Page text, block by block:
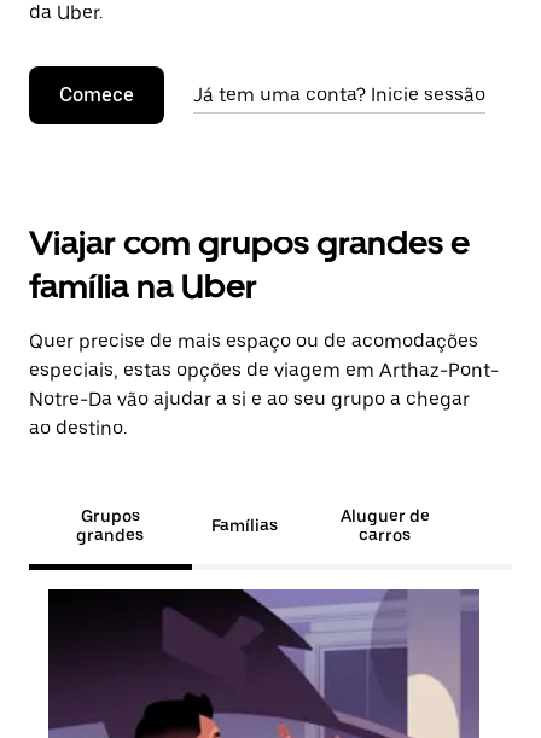
da Uber.
Comece Já tem uma conta? Inicie sessão
Viajar com grupos grandes e
família na Uber
Quer precise de mais espaço ou de acomodações
especiais, estas opções de viagem em Arthaz-Pont-
Notre-Da vão ajudar a si e ao seu grupo a chegar
ao destino.
Grupos
grandes
Famílias
Aluguer de
carros